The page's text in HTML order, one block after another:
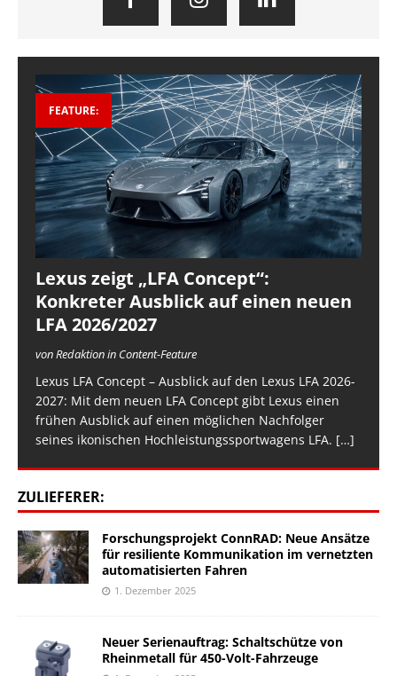
FEATURE:
Lexus zeigt „LFA Concept“:
Konkreter Ausblick auf einen neuen
LFA 2026/2027
von Redaktion in Content-Feature
Lexus LFA Concept – Ausblick auf den Lexus LFA 2026-
2027: Mit dem neuen LFA Concept gibt Lexus einen
frühen Ausblick auf einen möglichen Nachfolger
seines ikonischen Hochleistungssportwagens LFA. […]
ZULIEFERER:
Forschungsprojekt ConnRAD: Neue Ansätze
für resiliente Kommunikation im vernetzten
automatisierten Fahren
1. Dezember 2025
Neuer Serienauftrag: Schaltschütze von
Rheinmetall für 450-Volt-Fahrzeuge